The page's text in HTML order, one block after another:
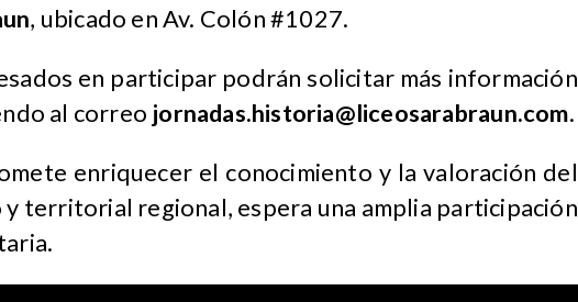
, ubicado en Av. Colón #1027.
en participar podrán solicitar más información
al correo jornadas.historia@liceosarabraun.com.
enriquecer el conocimiento y la valoración del
territorial regional, espera una amplia participación